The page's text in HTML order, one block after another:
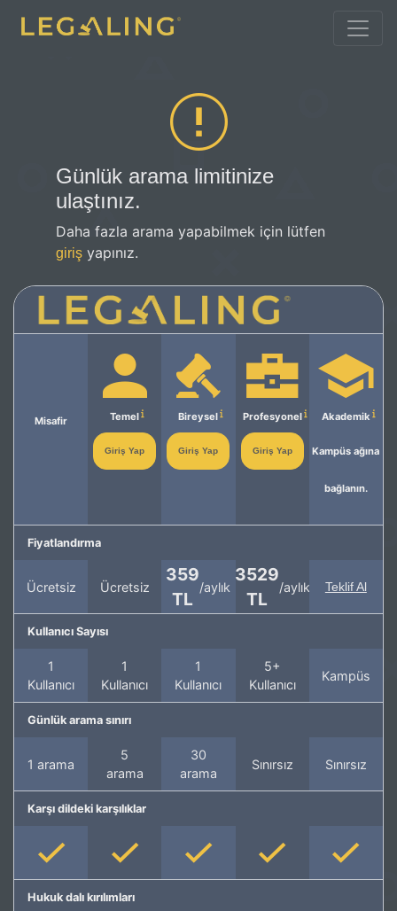
Günlük arama limitinize
ulaştınız.
Daha fazla arama yapabilmek için lütfen
giriş yapınız.
Misafir Temel
Giriş Yap
Bireysel
Giriş Yap
Profesyonel
Giriş Yap
Akademik
Kampüs ağına
bağlanın.
Fiyatlandırma
Ücretsiz Ücretsiz
359
TL
/aylık
3529
TL
/aylık Teklif Al
Kullanıcı Sayısı
1
Kullanıcı
1
Kullanıcı
1
Kullanıcı
5+
Kullanıcı
Kampüs
Günlük arama sınırı
1 arama
5
arama
30
arama
Sınırsız Sınırsız
Karşı dildeki karşılıklar
Hukuk dalı kırılımları